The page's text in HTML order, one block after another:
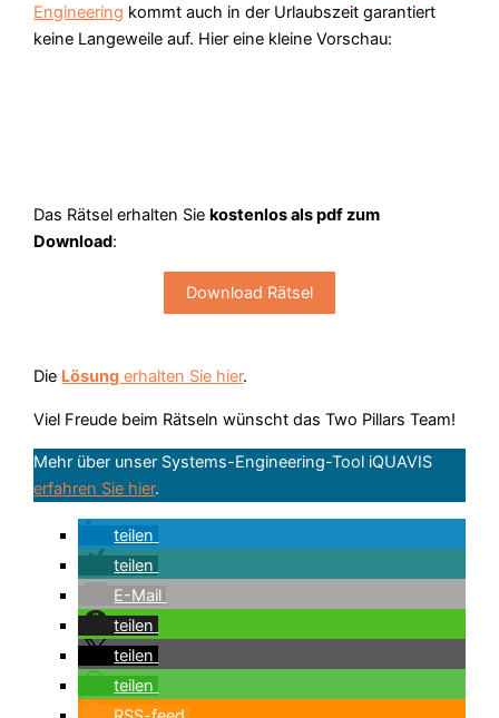
Engineering kommt auch in der Urlaubszeit garantiert
keine Langeweile auf. Hier eine kleine Vorschau:
Das Rätsel erhalten Siekostenlos als pdf zum
Download:
Download Rätsel
Die Lösung erhalten Sie hier.
Viel Freude beim Rätseln wünscht das Two Pillars Team!
Mehr über unser Systems-Engineering-Tool iQUAVIS
erfahren Sie hier.
teilen
teilen
E-Mail
teilen
teilen
teilen